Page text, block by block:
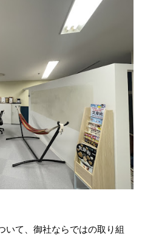
いて、御社ならではの取り組